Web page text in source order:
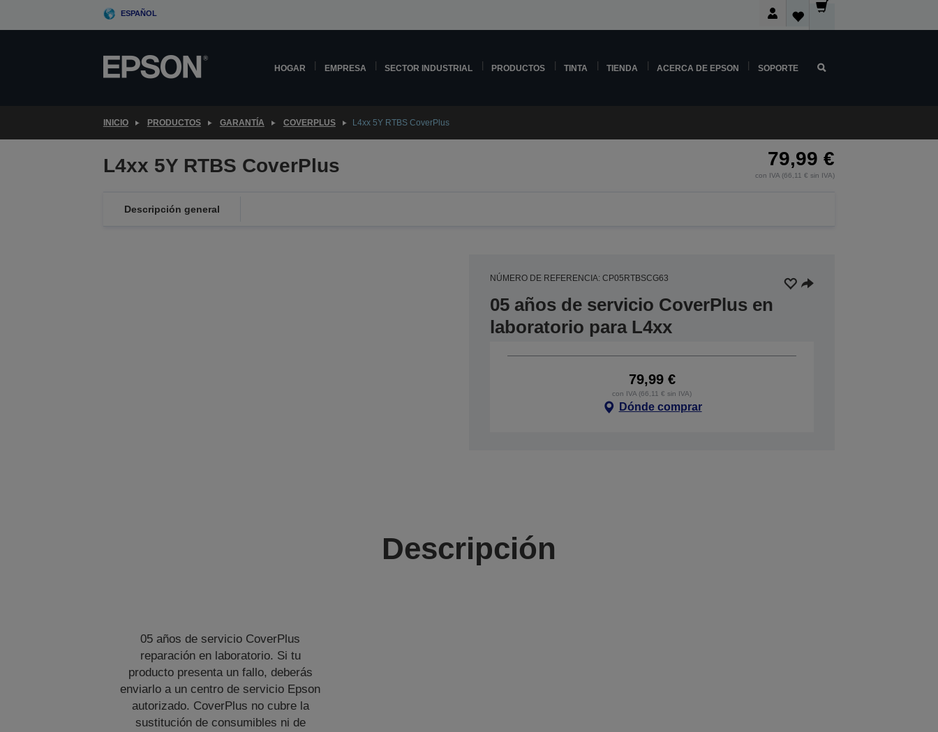
ESPAÑOL
HOGAR EMPRESA SECTOR INDUSTRIAL PRODUCTOS TINTA TIENDA ACERCA DE EPSON SOPORTE
INICIO PRODUCTOS GARANTÍA COVERPLUS L4xx 5Y RTBS CoverPlus
L4xx 5Y RTBS CoverPlus 79,99 €
con IVA (66,11 € sin IVA)
Descripción general
NÚMERO DE REFERENCIA: CP05RTBSCG63
05 años de servicio CoverPlus en
laboratorio para L4xx
79,99 €
con IVA (66,11 € sin IVA)
Dónde comprar
Descripción
05 años de servicio CoverPlus
reparación en laboratorio. Si tu
producto presenta un fallo, deberás
enviarlo a un centro de servicio Epson
autorizado. CoverPlus no cubre la
sustitución de consumibles ni de